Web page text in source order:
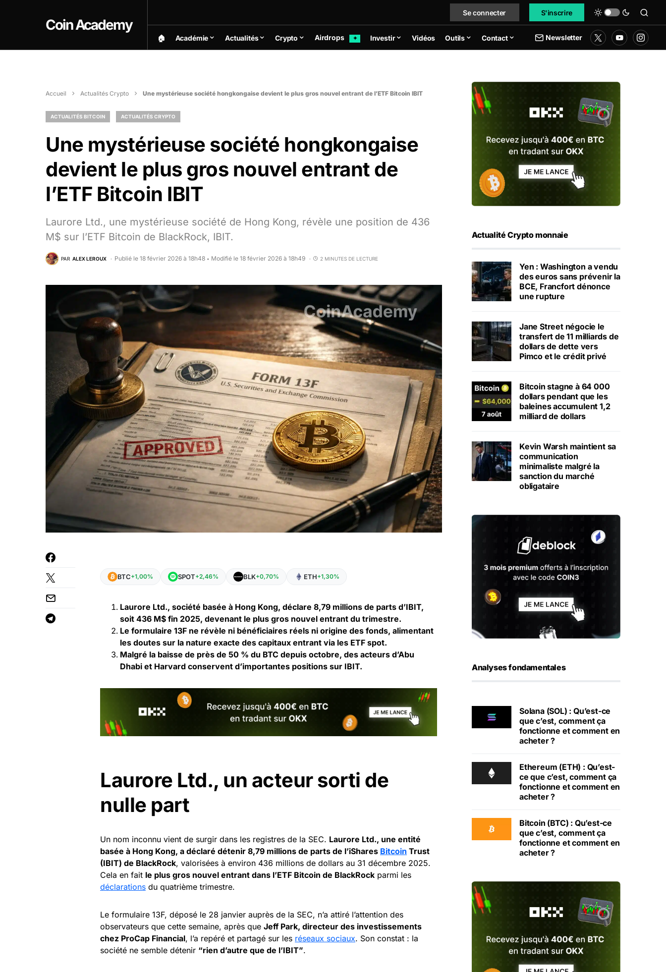
Coin Academy
Se connecter S'inscrire
🏠︎ Académie Actualités Crypto Airdrops ✦ Investir Vidéos Outils Contact Newsletter
Accueil Actualités Crypto Une mystérieuse société hongkongaise devient le plus gros nouvel entrant de l’ETF Bitcoin IBIT
ACTUALITÉS BITCOIN ACTUALITÉS CRYPTO
Une mystérieuse société hongkongaise
devient le plus gros nouvel entrant de
l’ETF Bitcoin IBIT
Laurore Ltd., une mystérieuse société de Hong Kong, révèle une position de 436
M$ sur l’ETF Bitcoin de BlackRock, IBIT.
PAR ALEX LEROUX Publié le 18 février 2026 à 18h48 • Modifié le 18 février 2026 à 18h49 2 MINUTES DE LECTURE
BTC+1,00% SPOT+2,46% BLK+0,70% ETH+1,30%
Laurore Ltd., société basée à Hong Kong, déclare 8,79 millions de parts d’IBIT,
soit 436 M$ fin 2025, devenant le plus gros nouvel entrant du trimestre.
Le formulaire 13F ne révèle ni bénéficiaires réels ni origine des fonds, alimentant
les doutes sur la nature exacte des capitaux entrant via les ETF spot.
Malgré la baisse de près de 50 % du BTC depuis octobre, des acteurs d’Abu
Dhabi et Harvard conservent d’importantes positions sur IBIT.
Laurore Ltd., un acteur sorti de
nulle part
Un nom inconnu vient de surgir dans les registres de la SEC. Laurore Ltd., une entité
basée à Hong Kong, a déclaré détenir 8,79 millions de parts de l’iShares Bitcoin Trust
(IBIT) de BlackRock, valorisées à environ 436 millions de dollars au 31 décembre 2025.
Cela en fait le plus gros nouvel entrant dans l’ETF Bitcoin de BlackRock parmi les
déclarations du quatrième trimestre.
Le formulaire 13F, déposé le 28 janvier auprès de la SEC, n’a attiré l’attention des
observateurs que cette semaine, après que Jeff Park, directeur des investissements
chez ProCap Financial, l’a repéré et partagé sur les réseaux sociaux. Son constat : la
société ne semble détenir “rien d’autre que de l’IBIT”.
Actualité Crypto monnaie
Yen : Washington a vendu
des euros sans prévenir la
BCE, Francfort dénonce
une rupture
Jane Street négocie le
transfert de 11 milliards de
dollars de dette vers
Pimco et le crédit privé
Bitcoin stagne à 64 000
dollars pendant que les
baleines accumulent 1,2
milliard de dollars
Kevin Warsh maintient sa
communication
minimaliste malgré la
sanction du marché
obligataire
Analyses fondamentales
Solana (SOL) : Qu’est-ce
que c’est, comment ça
fonctionne et comment en
acheter ?
Ethereum (ETH) : Qu’est-
ce que c’est, comment ça
fonctionne et comment en
acheter ?
Bitcoin (BTC) : Qu’est-ce
que c’est, comment ça
fonctionne et comment en
acheter ?